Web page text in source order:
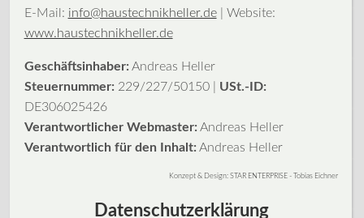
E-Mail: info@haustechnikheller.de| Website:
www.haustechnikheller.de
Geschäftsinhaber: Andreas Heller
Steuernummer: 229/227/50150 | USt.-ID:
DE306025426
Verantwortlicher Webmaster: Andreas Heller
Verantwortlich für den Inhalt: Andreas Heller
Konzept & Design: STAR ENTERPRISE - Tobias Eichner
Datenschutzerklärung